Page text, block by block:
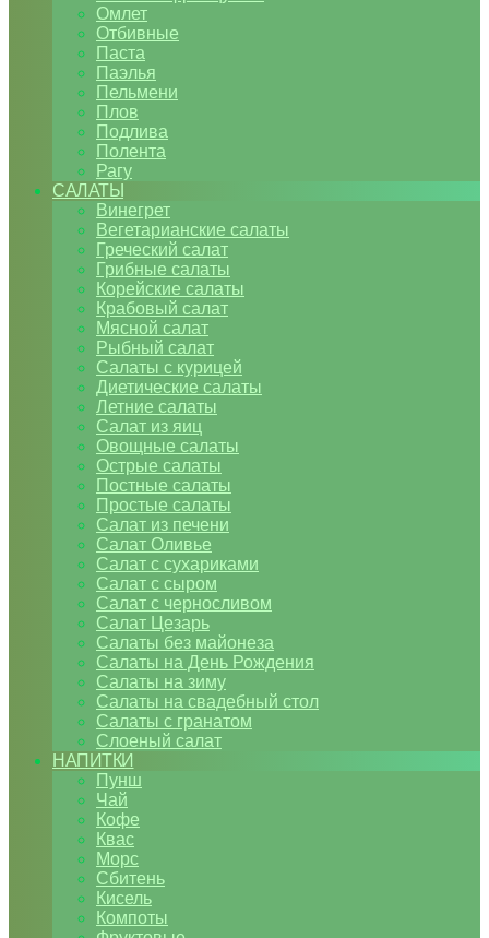
Омлет
Отбивные
Паста
Паэлья
Пельмени
Плов
Подлива
Полента
Рагу
САЛАТЫ
Винегрет
Вегетарианские салаты
Греческий салат
Грибные салаты
Корейские салаты
Крабовый салат
Мясной салат
Рыбный салат
Салаты с курицей
Диетические салаты
Летние салаты
Салат из яиц
Овощные салаты
Острые салаты
Постные салаты
Простые салаты
Салат из печени
Салат Оливье
Салат с сухариками
Салат с сыром
Салат с черносливом
Салат Цезарь
Салаты без майонеза
Салаты на День Рождения
Салаты на зиму
Салаты на свадебный стол
Салаты с гранатом
Слоеный салат
НАПИТКИ
Пунш
Чай
Кофе
Квас
Морс
Сбитень
Кисель
Компоты